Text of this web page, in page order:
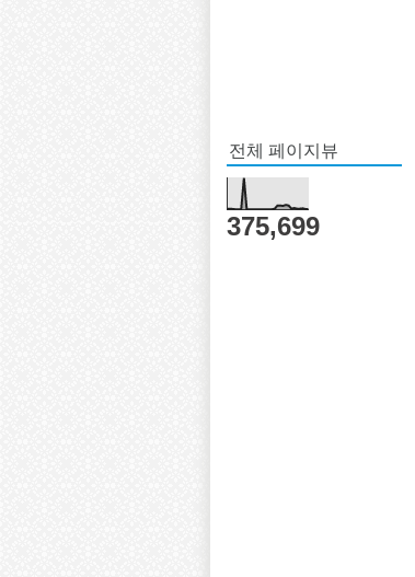
전체 페이지뷰
375,699